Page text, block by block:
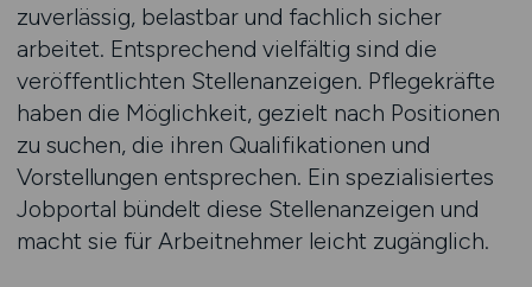
zuverlässig, belastbar und fachlich sicher
arbeitet. Entsprechend vielfältig sind die
veröffentlichten Stellenanzeigen. Pflegekräfte
haben die Möglichkeit, gezielt nach Positionen
zu suchen, die ihren Qualifikationen und
Vorstellungen entsprechen. Ein spezialisiertes
Jobportal bündelt diese Stellenanzeigen und
macht sie für Arbeitnehmer leicht zugänglich.